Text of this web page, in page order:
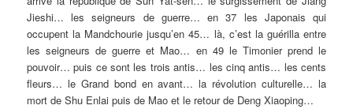
Jieshi… les seigneurs de guerre… en 37 les Japonais qui
occupent la Mandchourie jusqu’en 45… là, c’est la guérilla entre
les seigneurs de guerre et Mao… en 49 le Timonier prend le
pouvoir… puis ce sont les trois antis… les cinq antis… les cents
fleurs… le Grand bond en avant… la révolution culturelle… la
mort de Shu Enlai puis de Mao et le retour de Deng Xiaoping…